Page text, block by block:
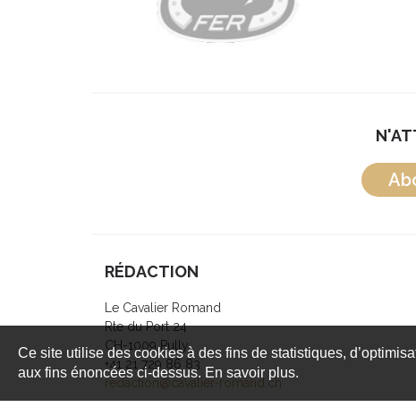
RÉDACTION
Le Cavalier Romand
Rte du Port 24
CH-1009 Pully
+41 21 729 86 83
redaction@cavalier-romand.ch
Ce site utilise des cookies à des fins de statistiques,
aux fins énoncées ci-dessus. En savoir plus.